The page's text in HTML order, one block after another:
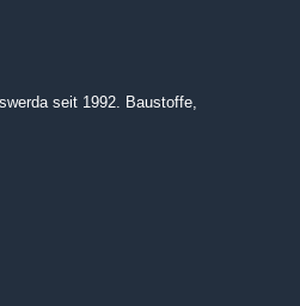
seit 1992. Baustoffe,